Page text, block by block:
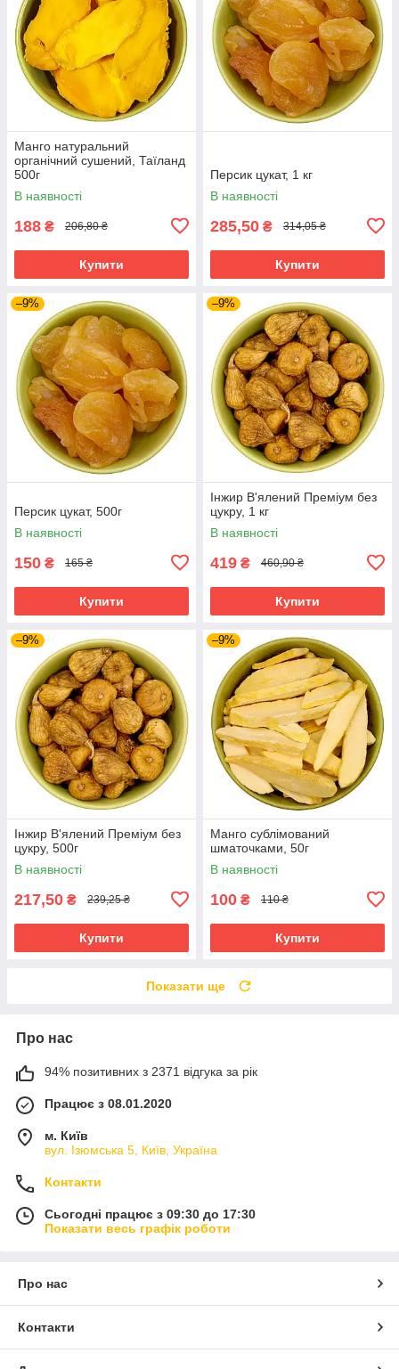
Манго натуральний
органічний сушений, Таїланд
500г
В наявності
188 ₴ 206,80 ₴
Купити
Персик цукат, 1 кг
В наявності
285,50 ₴ 314,05 ₴
Купити
–9%
Персик цукат, 500г
В наявності
150 ₴ 165 ₴
Купити
–9%
Інжир В'ялений Преміум без
цукру, 1 кг
В наявності
419 ₴ 460,90 ₴
Купити
–9%
Інжир В'ялений Преміум без
цукру, 500г
В наявності
217,50 ₴ 239,25 ₴
Купити
–9%
Манго сублімований
шматочками, 50г
В наявності
100 ₴ 110 ₴
Купити
Показати ще
Про нас
94% позитивних з 2371 відгука за рік
Працює з 08.01.2020
м. Київ
вул. Ізюмська 5, Київ, Україна
Контакти
Сьогодні працює з 09:30 до 17:30
Показати весь графік роботи
Про нас
Контакти